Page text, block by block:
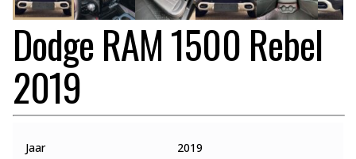
Dodge RAM 1500 Rebel
2019
Jaar 2019